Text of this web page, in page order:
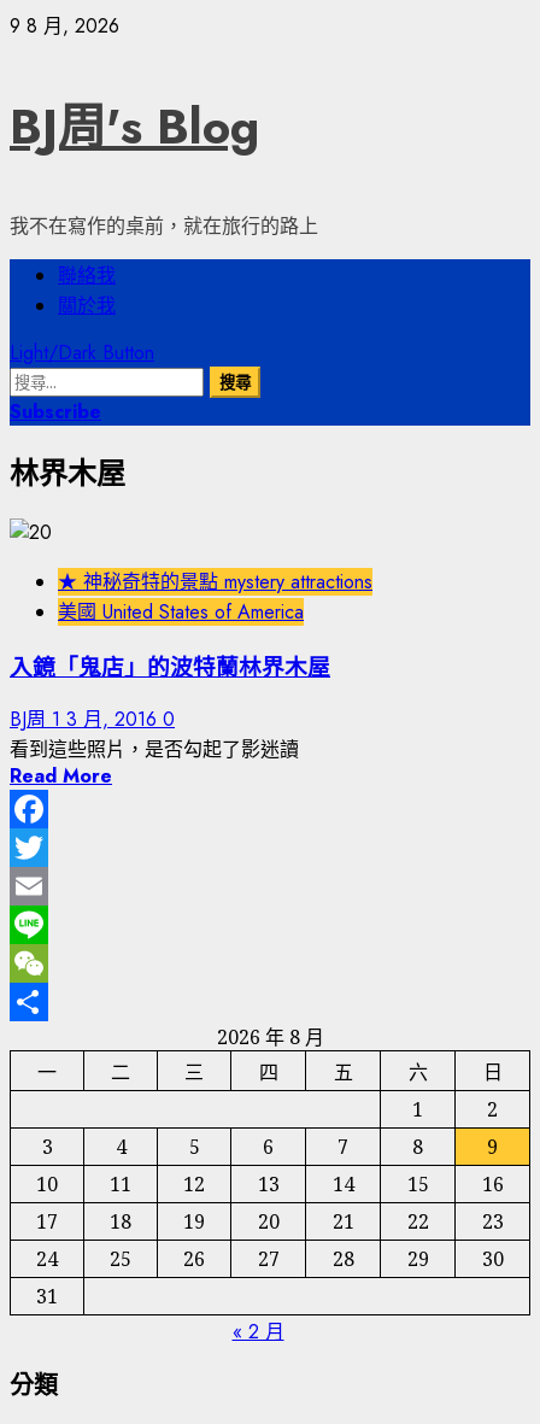
Skip
9 8 月, 2026
BJ周's Blog
我不在寫作的桌前，就在旅行的路上
Primary
Menu
聯絡我
關於我
Light/Dark Button
搜
尋
鍵
Subscribe
林界木屋
★ 神秘奇特的景點 mystery attractions
美國 United States of America
入鏡「鬼店」的波特蘭林界木屋
BJ周 1 3 月, 2016 0
看到這些照片，是否勾起了影迷讀
Read More
Facebook
Twitter
Email
Line
WeChat
2026 年 8 月
一
二 三 四 五 六
日
1
2
3
4 5 6 7 8
9
10
11 12 13 14 15
16
17
18 19 20 21 22
23
24
25 26 27 28 29
30
31
« 2 月
分類